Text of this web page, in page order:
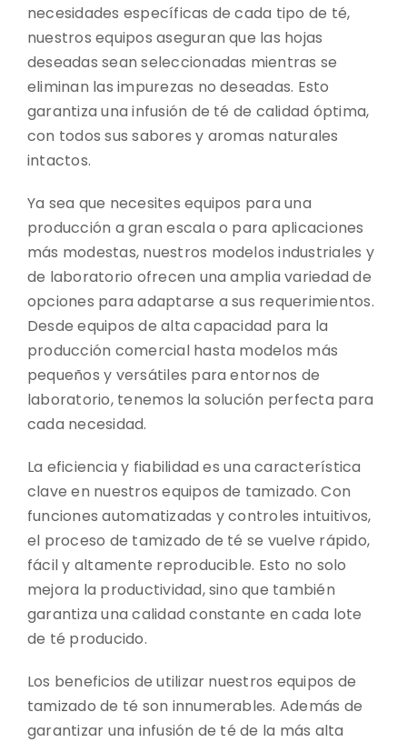
necesidades específicas de cada tipo de té,
nuestros equipos aseguran que las hojas
deseadas sean seleccionadas mientras se
eliminan las impurezas no deseadas. Esto
garantiza una infusión de té de calidad óptima,
con todos sus sabores y aromas naturales
intactos.
Ya sea que necesites equipos para una
producción a gran escala o para aplicaciones
más modestas, nuestros modelos industriales y
de laboratorio ofrecen una amplia variedad de
opciones para adaptarse a sus requerimientos.
Desde equipos de alta capacidad para la
producción comercial hasta modelos más
pequeños y versátiles para entornos de
laboratorio, tenemos la solución perfecta para
cada necesidad.
La eficiencia y fiabilidad es una característica
clave en nuestros equipos de tamizado. Con
funciones automatizadas y controles intuitivos,
el proceso de tamizado de té se vuelve rápido,
fácil y altamente reproducible. Esto no solo
mejora la productividad, sino que también
garantiza una calidad constante en cada lote
de té producido.
Los beneficios de utilizar nuestros equipos de
tamizado de té son innumerables. Además de
garantizar una infusión de té de la más alta